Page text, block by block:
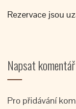
Rezervace jsou
Napsat komentář
Pro přidávání